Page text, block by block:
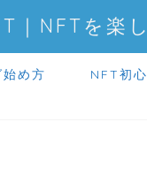
｜NFTを楽
め方 NFT初